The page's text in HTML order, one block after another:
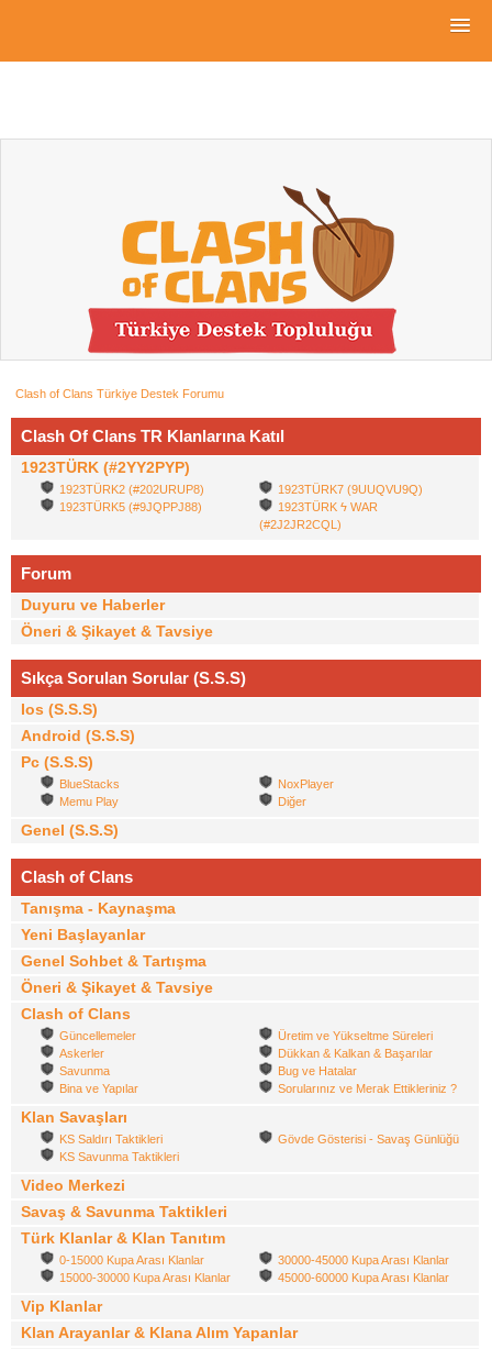
Clash of Clans Türkiye Destek Forumu
Clash Of Clans TR Klanlarına Katıl
1923TÜRK (#2YY2PYP)
1923TÜRK2 (#202URUP8)
1923TÜRK5 (#9JQPPJ88)
1923TÜRK7 (9UUQVU9Q)
1923TÜRK ϟ WAR
(#2J2JR2CQL)
Forum
Duyuru ve Haberler
Öneri & Şikayet & Tavsiye
Sıkça Sorulan Sorular (S.S.S)
Ios (S.S.S)
Android (S.S.S)
Pc (S.S.S)
BlueStacks
Memu Play
NoxPlayer
Diğer
Genel (S.S.S)
Clash of Clans
Tanışma - Kaynaşma
Yeni Başlayanlar
Genel Sohbet & Tartışma
Öneri & Şikayet & Tavsiye
Clash of Clans
Güncellemeler
Askerler
Savunma
Bina ve Yapılar
Üretim ve Yükseltme Süreleri
Dükkan & Kalkan & Başarılar
Bug ve Hatalar
Sorularınız ve Merak Ettikleriniz ?
Klan Savaşları
KS Saldırı Taktikleri
KS Savunma Taktikleri
Gövde Gösterisi - Savaş Günlüğü
Video Merkezi
Savaş & Savunma Taktikleri
Türk Klanlar & Klan Tanıtım
0-15000 Kupa Arası Klanlar
15000-30000 Kupa Arası Klanlar
30000-45000 Kupa Arası Klanlar
45000-60000 Kupa Arası Klanlar
Vip Klanlar
Klan Arayanlar & Klana Alım Yapanlar